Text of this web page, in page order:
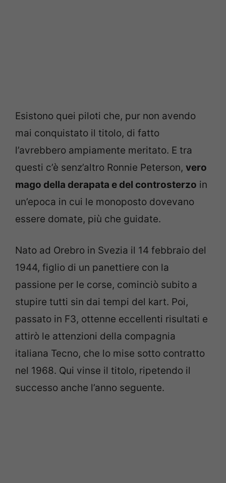
Esistono quei piloti che, pur non avendo
mai conquistato il titolo, di fatto
l’avrebbero ampiamente meritato. E tra
questi c’è senz’altro Ronnie Peterson, vero
mago della derapata e del controsterzo in
un’epoca in cui le monoposto dovevano
essere domate, più che guidate.
Nato ad Orebro in Svezia il 14 febbraio del
1944, figlio di un panettiere con la
passione per le corse, cominciò subito a
stupire tutti sin dai tempi del kart. Poi,
passato in F3, ottenne eccellenti risultati e
attirò le attenzioni della compagnia
italiana Tecno, che lo mise sotto contratto
nel 1968. Qui vinse il titolo, ripetendo il
successo anche l’anno seguente.